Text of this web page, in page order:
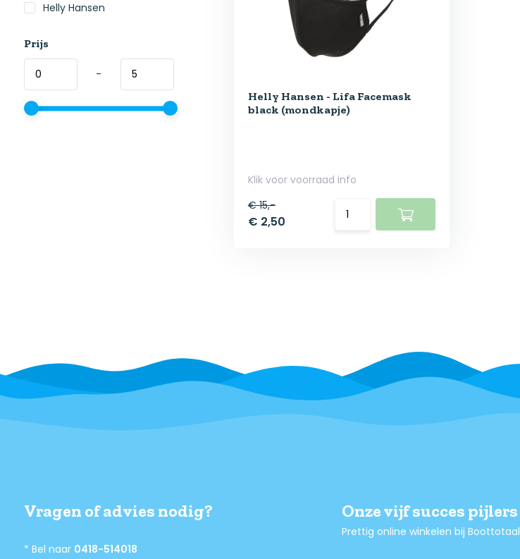
Helly Hansen
Prijs
-
Helly Hansen - Lifa Facemask
black (mondkapje)
Klik voor voorraad info
€ 15,-
€ 2,50
Vragen of advies nodig?
* Bel naar 0418-514018
Onze vijf succes pijlers
Prettig online winkelen bij Boottotaal